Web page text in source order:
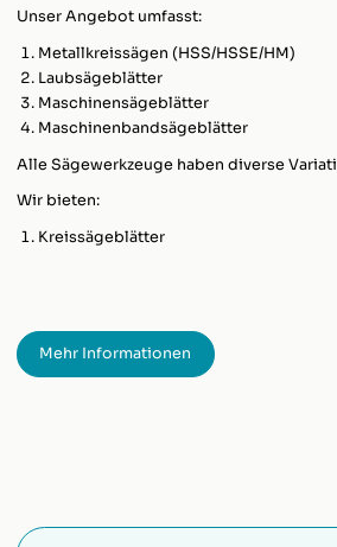
Unser Angebot umfasst:
Metallkreissägen (HSS/HSSE/HM)
Laubsägeblätter
Maschinensägeblätter
Maschinenbandsägeblätter
Alle Sägewerkzeuge haben diverse
Wir bieten:
Kreissägeblätter
Mehr Informationen